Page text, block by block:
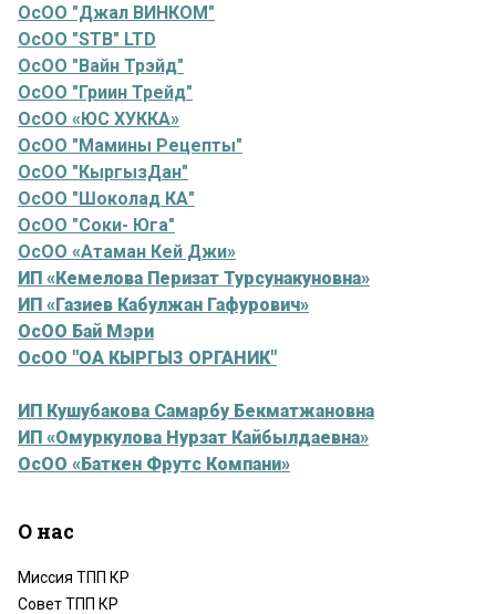
ОсОО "Джал ВИНКОМ"
ОсОО "STB" LTD
ОсОО "Вайн Трэйд"
ОсОО "Гриин Трейд"
ОсОО «ЮС ХУККА»
ОсОО "Мамины Рецепты"
ОсОО "КыргызДан"
ОсОО "Шоколад КА"
ОсОО "Соки- Юга"
ОсОО «Атаман Кей Джи»
ИП «Кемелова Перизат Турсунакуновна»
ИП «Газиев Кабулжан Гафурович»
ОсОО Бай Мэри
ОсОО "ОА КЫРГЫЗ ОРГАНИК"
ИП Кушубакова Самарбу Бекматжановна
ИП «Омуркулова Нурзат Кайбылдаевна»
ОсОО «Баткен Фрутс Компани»
О нас
Миссия ТПП КР
Совет ТПП КР